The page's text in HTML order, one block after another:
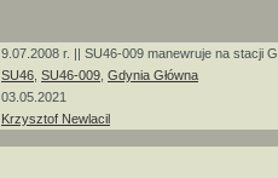
9.07.2008 r. || SU46-009 manewruje na stacji
SU46 SU46-009 Gdynia Główna
03.05.2021
Krzysztof Newlacil